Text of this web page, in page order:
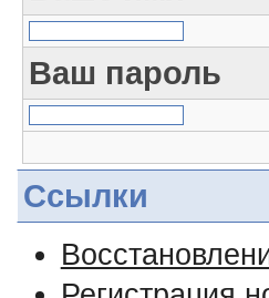
Ваш пароль
Ссылки